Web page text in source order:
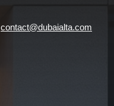
contact@dubaialta.com